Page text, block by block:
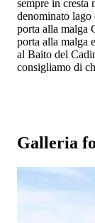
sempre in cresta
denominato
porta alla malga
porta alla malga
al Baito del
consigliamo di
Galleria